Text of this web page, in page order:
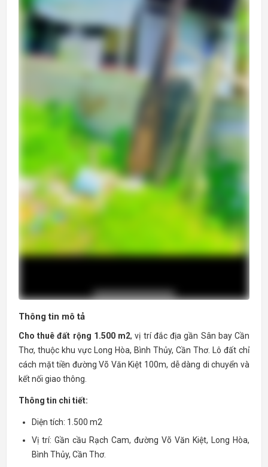
Thông tin mô tả
Cho thuê đất rộng 1.500 m2, vị trí đắc địa gần Sân bay Cần
Thơ, thuộc khu vực Long Hòa, Bình Thủy, Cần Thơ. Lô đất chỉ
cách mặt tiền đường Võ Văn Kiệt 100m, dễ dàng di chuyển và
kết nối giao thông.
Thông tin chi tiết:
Diện tích: 1.500 m2
Vị trí: Gần cầu Rạch Cam, đường Võ Văn Kiệt, Long Hòa,
Bình Thủy, Cần Thơ.